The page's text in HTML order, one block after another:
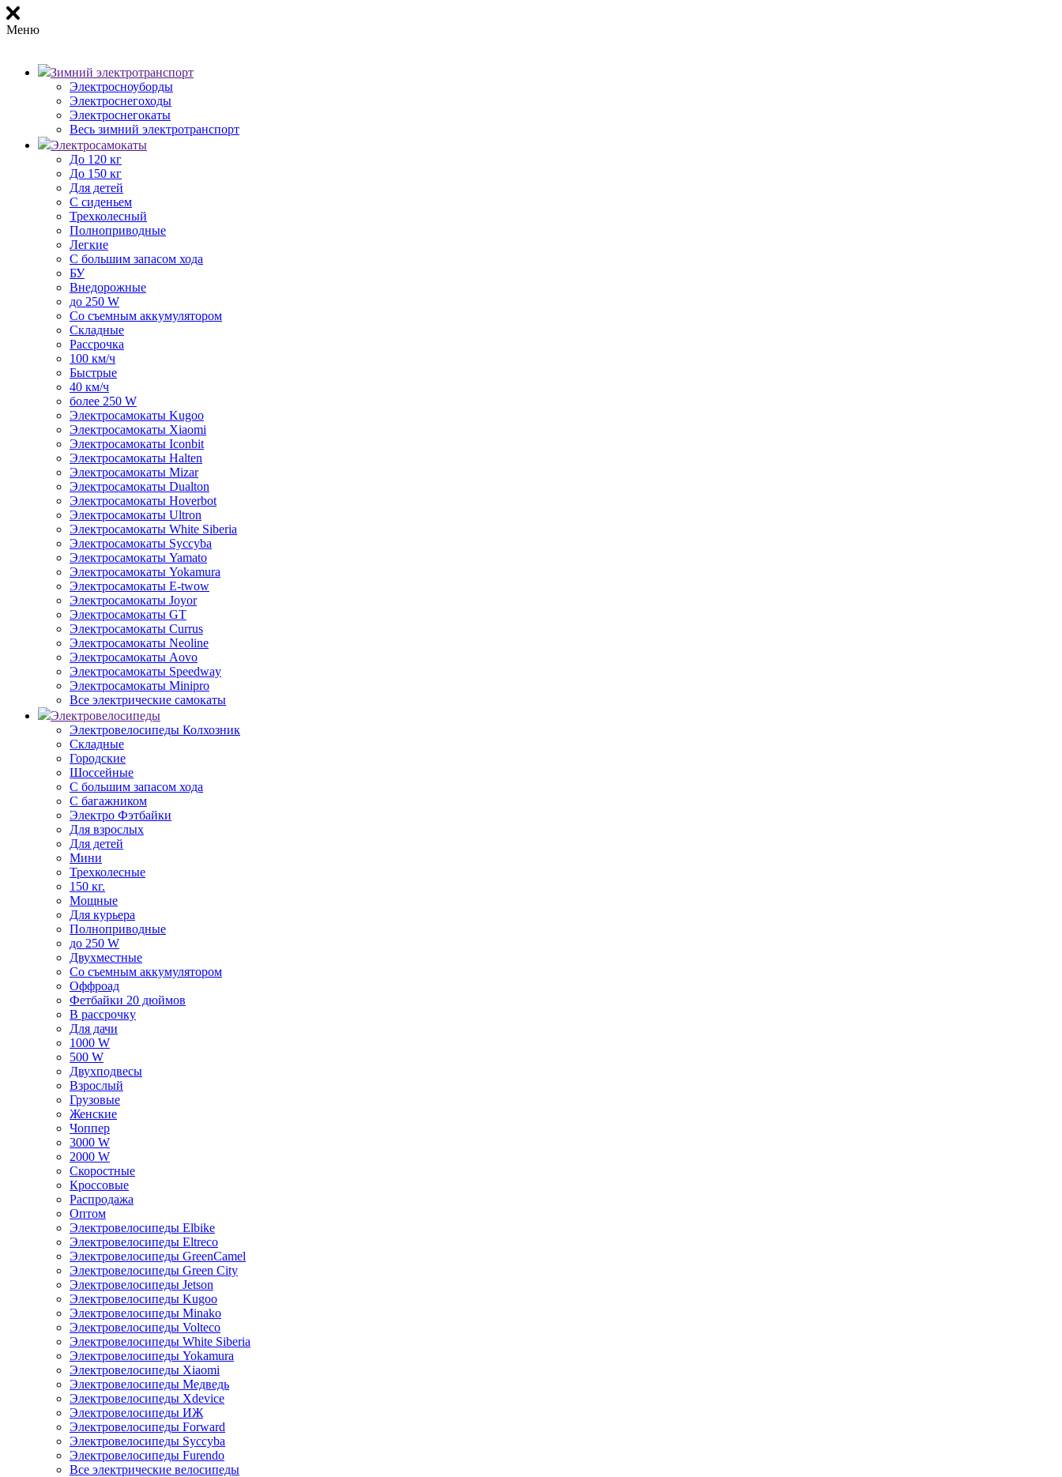
Меню
Зимний электротранспорт
Электросноуборды
Электроснегоходы
Электроснегокаты
Весь зимний электротранспорт
Электросамокаты
До 120 кг
До 150 кг
Для детей
С сиденьем
Трехколесный
Полноприводные
Легкие
С большим запасом хода
БУ
Внедорожные
до 250 W
Со съемным аккумулятором
Складные
Рассрочка
100 км/ч
Быстрые
40 км/ч
более 250 W
Электросамокаты Kugoo
Электросамокаты Xiaomi
Электросамокаты Iconbit
Электросамокаты Halten
Электросамокаты Mizar
Электросамокаты Dualton
Электросамокаты Hoverbot
Электросамокаты Ultron
Электросамокаты White Siberia
Электросамокаты Syccyba
Электросамокаты Yamato
Электросамокаты Yokamura
Электросамокаты E-twow
Электросамокаты Joyor
Электросамокаты GT
Электросамокаты Currus
Электросамокаты Neoline
Электросамокаты Aovo
Электросамокаты Speedway
Электросамокаты Minipro
Все электрические самокаты
Электровелосипеды
Электровелосипеды Колхозник
Складные
Городские
Шоссейные
С большим запасом хода
С багажником
Электро Фэтбайки
Для взрослых
Для детей
Мини
Трехколесные
150 кг.
Мощные
Для курьера
Полноприводные
до 250 W
Двухместные
Со съемным аккумулятором
Оффроад
Фетбайки 20 дюймов
В рассрочку
Для дачи
1000 W
500 W
Двухподвесы
Взрослый
Грузовые
Женские
Чоппер
3000 W
2000 W
Скоростные
Кроссовые
Распродажа
Оптом
Электровелосипеды Elbike
Электровелосипеды Eltreco
Электровелосипеды GreenCamel
Электровелосипеды Green City
Электровелосипеды Jetson
Электровелосипеды Kugoo
Электровелосипеды Minako
Электровелосипеды Volteco
Электровелосипеды White Siberia
Электровелосипеды Yokamura
Электровелосипеды Xiaomi
Электровелосипеды Медведь
Электровелосипеды Xdevice
Электровелосипеды ИЖ
Электровелосипеды Forward
Электровелосипеды Syccyba
Электровелосипеды Furendo
Все электрические велосипеды